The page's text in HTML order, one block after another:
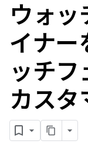
ウォッ
イナー
ッチフ
カスタ